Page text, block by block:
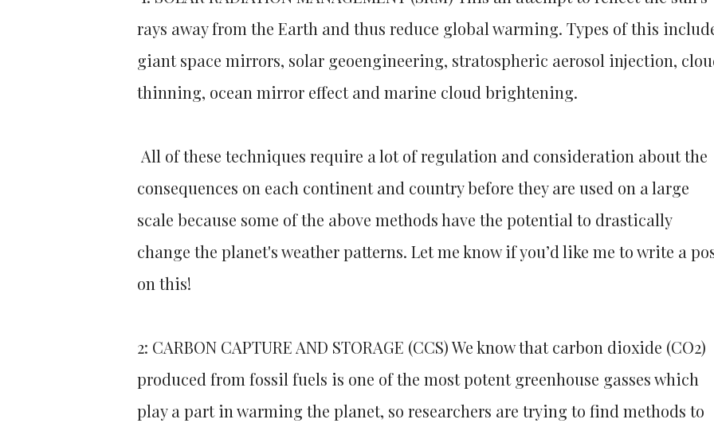
rays away from the Earth and thus reduce global warming. Types of this
giant space mirrors, solar geoengineering, stratospheric aerosol injection,
thinning, ocean mirror effect and marine cloud brightening.
All of these techniques require a lot of regulation and consideration about the
consequences on each continent and country before they are used on a large
scale because some of the above methods have the potential to drastically
change the planet's weather patterns. Let me know if you’d like me to write a
on this!
2: CARBON CAPTURE AND STORAGE (CCS) We know that carbon dioxide (CO2)
produced from fossil fuels is one of the most potent greenhouse gasses which
play a part in warming the planet, so researchers are trying to find methods to